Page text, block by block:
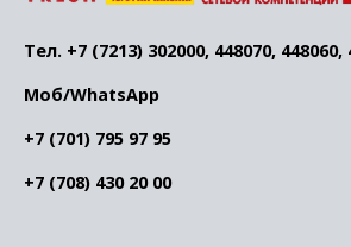
Тел. +7 (7213) 302000, 448070, 448060,
Моб/WhatsApp
+7 (701) 795 97 95
+7 (708) 430 20 00